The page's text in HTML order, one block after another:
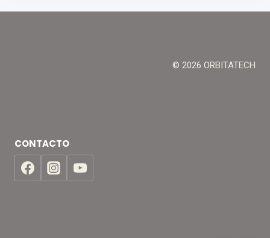
© 2026 ORBITATECH
CONTACTO